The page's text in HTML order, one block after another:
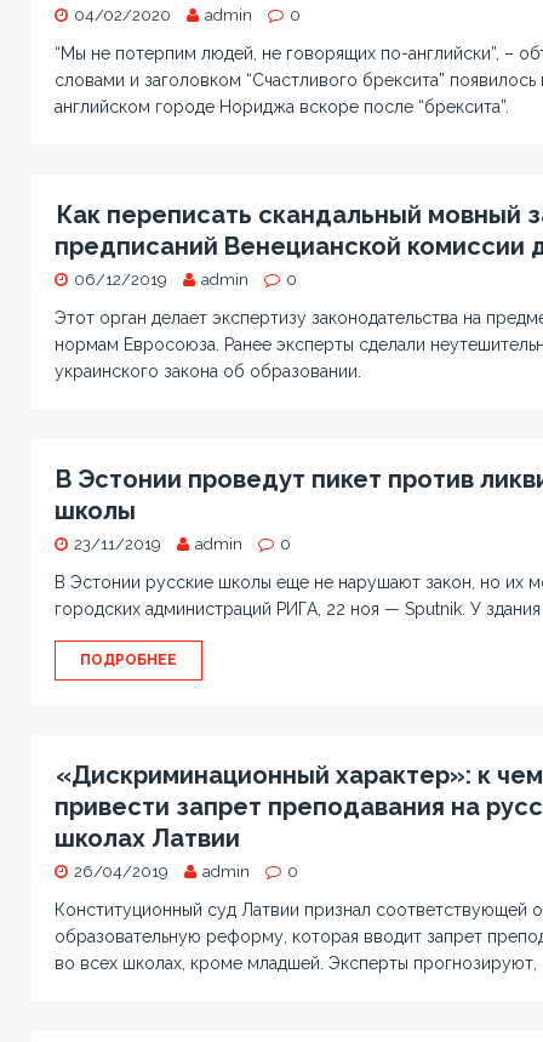
04/02/2020 admin 0
“Мы не потерпим людей, не говорящих по-английски”, –
словами и заголовком “Счастливого брексита”
английском городе Нориджа вскоре после “брексита”.
Как переписать скандальный мовный
предписаний Венецианской комиссии
06/12/2019 admin 0
Этот орган делает экспертизу законодательства на
нормам Евросоюза. Ранее эксперты сделали
украинского закона об образовании.
В Эстонии проведут пикет против
школы
23/11/2019 admin 0
В Эстонии русские школы еще не нарушают закон, но их
городских администраций РИГА, 22 ноя — Sputnik. У
ПОДРОБНЕЕ
«Дискриминационный характер»: к
привести запрет преподавания на
школах Латвии
26/04/2019 admin 0
Конституционный суд Латвии признал соответствующей
образовательную реформу, которая вводит запрет
во всех школах, кроме младшей. Эксперты прогнозируют,